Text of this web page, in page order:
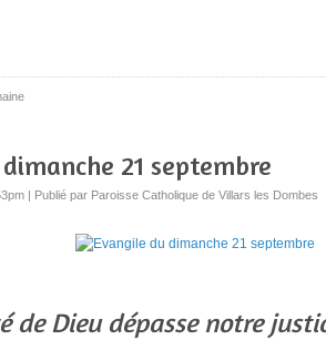
21 septembre
| Publié par Paroisse Catholique de Villars les Dombes
de Dieu dépasse notre